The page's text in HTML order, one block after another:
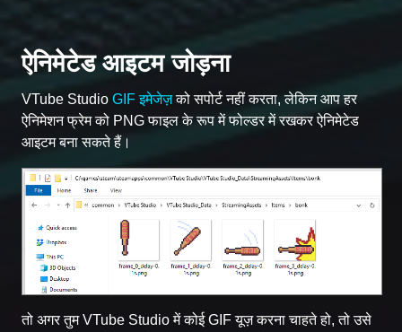
ऐनिमेटेड आइटम जोड़ना
VTube Studio GIF इमेजेज़को सपोर्ट नहीं करता, लेकिन आप हर
ऐनिमेशन फ्रेम को PNG फाइल के रूप में फोल्डर में रखकर ऐनिमेटेड
आइटम बना सकते हैं।
तो अगर तुम VTube Studio में कोई GIF यूज़ करना चाहते हो, तो उसे